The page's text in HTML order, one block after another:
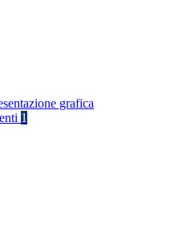
grafica
1